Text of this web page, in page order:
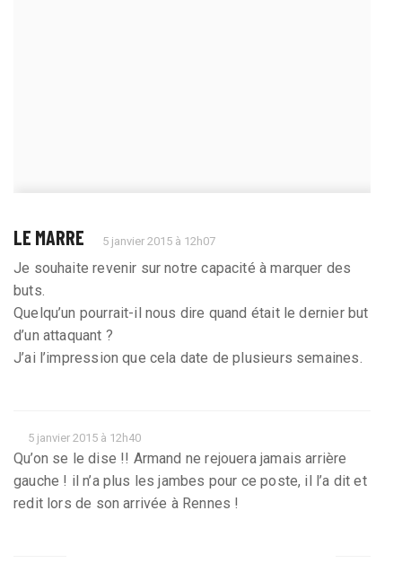
LE MARRE 5 janvier 2015 à 12h07
Je souhaite revenir sur notre capacité à marquer des
buts.
Quelqu’un pourrait-il nous dire quand était le dernier but
d’un attaquant ?
J’ai l’impression que cela date de plusieurs semaines.
5 janvier 2015 à 12h40
Qu’on se le dise !! Armand ne rejouera jamais arrière
gauche ! il n’a plus les jambes pour ce poste, il l’a dit et
redit lors de son arrivée à Rennes !